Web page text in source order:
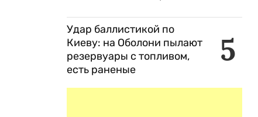
5
Удар баллистикой по
Киеву: на Оболони пылают
резервуары с топливом,
есть раненые